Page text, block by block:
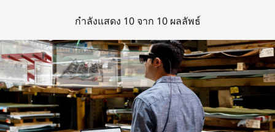
กำลังแสดง 10 จาก 10 ผลลัพธ์